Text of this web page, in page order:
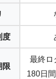
度
限
最終ロ
180日